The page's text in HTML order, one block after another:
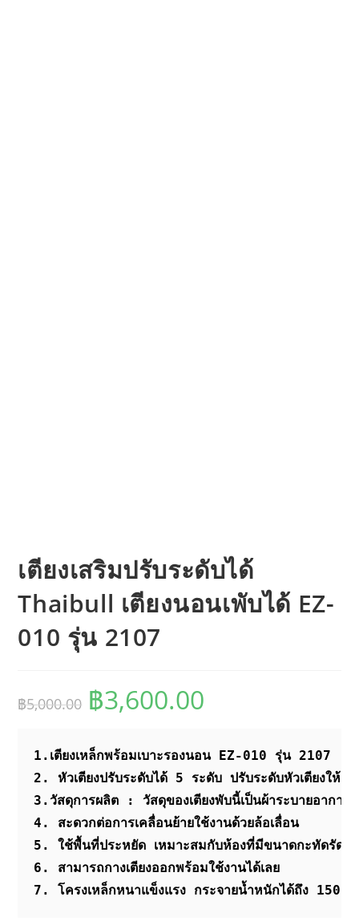
เตียงเสริมปรับระดับได้
Thaibull เตียงนอนเพับได้ EZ-
010 รุ่น 2107
฿5,000.00
Original
price
was:
฿3,600.00
1.เตียงเหล็กพร้อมเบาะรองนอน EZ-010 รุ่น 2107
2. หัวเตียงปรับระดับได้ 5 ระดับ ปรับระดับหัวเตียงให้เ
3.วัสดุการผลิต : วัสดุของเตียงพับนี้เป็นผ้าระบายอากา
4. สะดวกต่อการเคลื่อนย้ายใช้งานด้วยล้อเลื่อน
5. ใช้พื้นที่ประหยัด เหมาะสมกับห้องที่มีขนาดกะทัดรัด
6. สามารถกางเตียงออกพร้อมใช้งานได้เลย